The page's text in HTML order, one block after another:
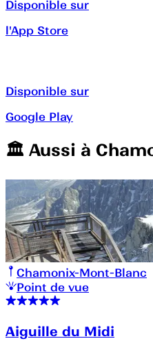
Disponible sur
l'App Store
Disponible sur
Google Play
🏛️️ Aussi à
Chamonix-Mont-Blanc
Point de vue
Aiguille du Midi